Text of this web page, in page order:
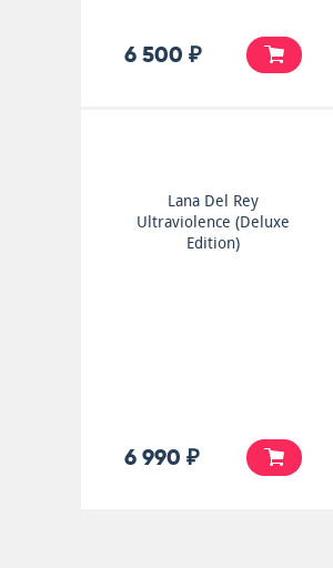
6 500 ₽
Lana Del Rey
Ultraviolence (Deluxe
Edition)
6 990 ₽